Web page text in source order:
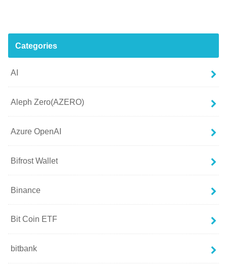
Categories
AI
Aleph Zero(AZERO)
Azure OpenAI
Bifrost Wallet
Binance
Bit Coin ETF
bitbank